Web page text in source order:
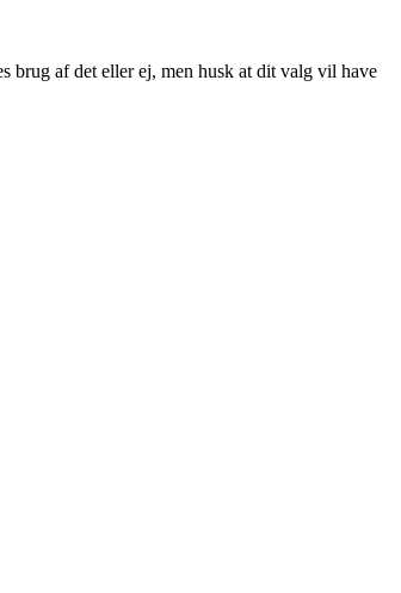
brug af det eller ej, men husk at dit valg vil have